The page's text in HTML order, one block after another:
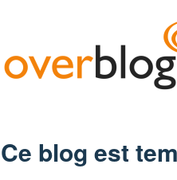
Ce blog est